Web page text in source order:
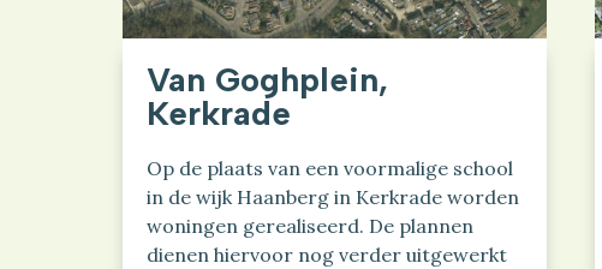
Van Goghplein,
Kerkrade
Op de plaats van een voormalige school
in de wijk Haanberg in Kerkrade worden
woningen gerealiseerd. De plannen
dienen hiervoor nog verder uitgewerkt